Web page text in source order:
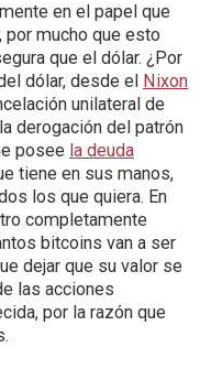
en el papel que
por mucho que esto
que el dólar. ¿Por
dólar, desde el Nixon
unilateral de
derogación del patrón
posee la deuda
tiene en sus manos,
los que quiera. En
completamente
bitcoins van a ser
dejar que su valor se
las acciones
por la razón que